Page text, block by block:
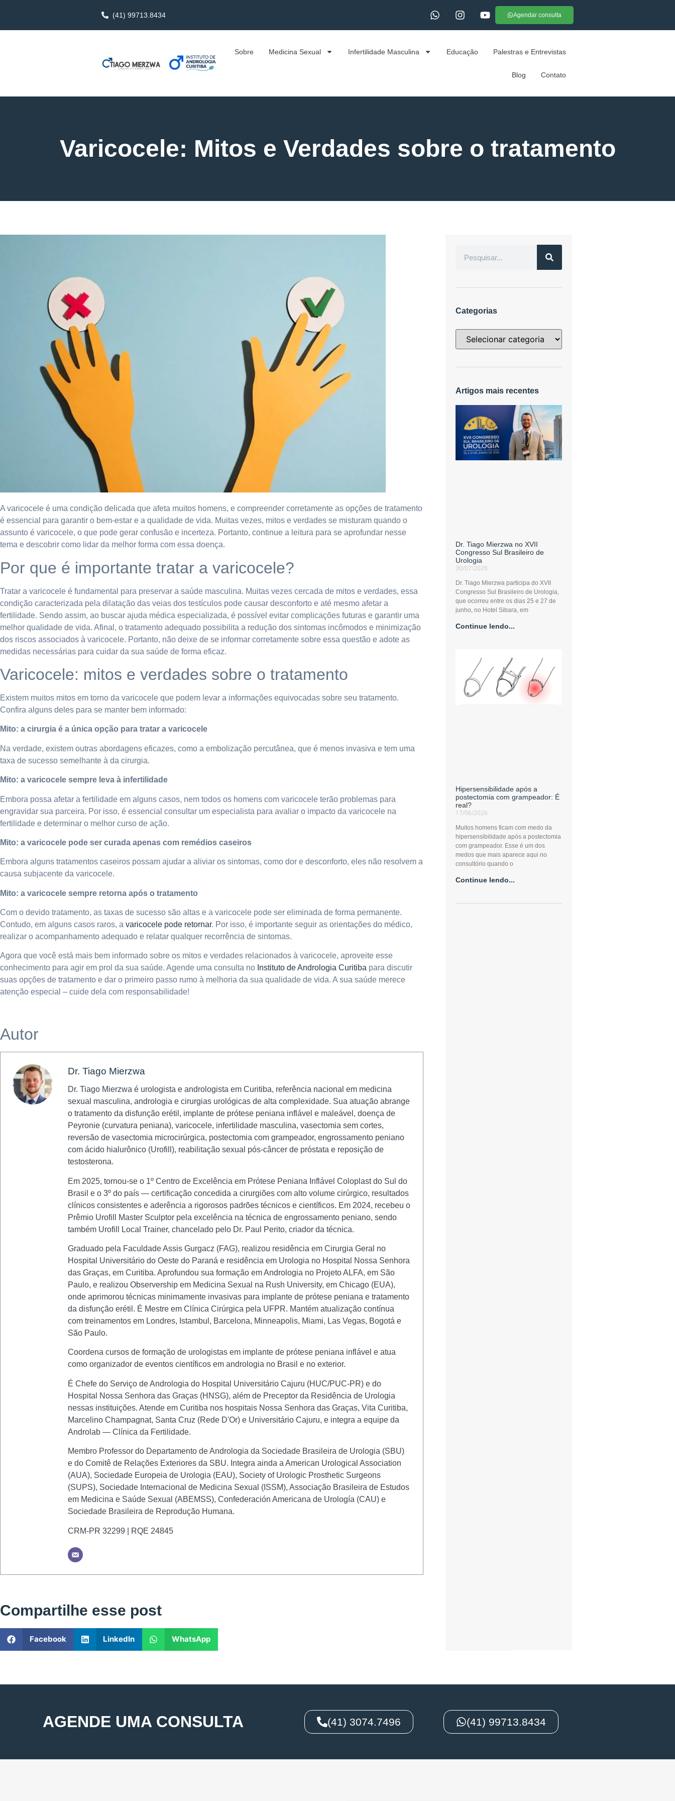
(41) 99713.8434 Agendar consulta
Sobre Medicina Sexual Infertilidade Masculina Educação Palestras e Entrevistas
Blog Contato
Varicocele: Mitos e Verdades sobre o tratamento
A varicocele é uma condição delicada que afeta muitos homens, e compreender corretamente as opções de tratamento
é essencial para garantir o bem-estar e a qualidade de vida. Muitas vezes, mitos e verdades se misturam quando o
assunto é varicocele, o que pode gerar confusão e incerteza. Portanto, continue a leitura para se aprofundar nesse
tema e descobrir como lidar da melhor forma com essa doença.
Por que é importante tratar a varicocele?
Tratar a varicocele é fundamental para preservar a saúde masculina. Muitas vezes cercada de mitos e verdades, essa
condição caracterizada pela dilatação das veias dos testículos pode causar desconforto e até mesmo afetar a
fertilidade. Sendo assim, ao buscar ajuda médica especializada, é possível evitar complicações futuras e garantir uma
melhor qualidade de vida. Afinal, o tratamento adequado possibilita a redução dos sintomas incômodos e minimização
dos riscos associados à varicocele. Portanto, não deixe de se informar corretamente sobre essa questão e adote as
medidas necessárias para cuidar da sua saúde de forma eficaz.
Varicocele: mitos e verdades sobre o tratamento
Existem muitos mitos em torno da varicocele que podem levar a informações equivocadas sobre seu tratamento.
Confira alguns deles para se manter bem informado:
Mito: a cirurgia é a única opção para tratar a varicocele
Na verdade, existem outras abordagens eficazes, como a embolização percutânea, que é menos invasiva e tem uma
taxa de sucesso semelhante à da cirurgia.
Mito: a varicocele sempre leva à infertilidade
Embora possa afetar a fertilidade em alguns casos, nem todos os homens com varicocele terão problemas para
engravidar sua parceira. Por isso, é essencial consultar um especialista para avaliar o impacto da varicocele na
fertilidade e determinar o melhor curso de ação.
Mito: a varicocele pode ser curada apenas com remédios caseiros
Embora alguns tratamentos caseiros possam ajudar a aliviar os sintomas, como dor e desconforto, eles não resolvem a
causa subjacente da varicocele.
Mito: a varicocele sempre retorna após o tratamento
Com o devido tratamento, as taxas de sucesso são altas e a varicocele pode ser eliminada de forma permanente.
Contudo, em alguns casos raros, a varicocele pode retornar. Por isso, é importante seguir as orientações do médico,
realizar o acompanhamento adequado e relatar qualquer recorrência de sintomas.
Agora que você está mais bem informado sobre os mitos e verdades relacionados à varicocele, aproveite esse
conhecimento para agir em prol da sua saúde. Agende uma consulta no Instituto de Andrologia Curitiba para discutir
suas opções de tratamento e dar o primeiro passo rumo à melhoria da sua qualidade de vida. A sua saúde merece
atenção especial – cuide dela com responsabilidade!
Autor
Dr. Tiago Mierzwa
Dr. Tiago Mierzwa é urologista e andrologista em Curitiba, referência nacional em medicina
sexual masculina, andrologia e cirurgias urológicas de alta complexidade. Sua atuação abrange
o tratamento da disfunção erétil, implante de prótese peniana inflável e maleável, doença de
Peyronie (curvatura peniana), varicocele, infertilidade masculina, vasectomia sem cortes,
reversão de vasectomia microcirúrgica, postectomia com grampeador, engrossamento peniano
com ácido hialurônico (Urofill), reabilitação sexual pós-câncer de próstata e reposição de
testosterona.
Em 2025, tornou-se o 1º Centro de Excelência em Prótese Peniana Inflável Coloplast do Sul do
Brasil e o 3º do país — certificação concedida a cirurgiões com alto volume cirúrgico, resultados
clínicos consistentes e aderência a rigorosos padrões técnicos e científicos. Em 2024, recebeu o
Prêmio Urofill Master Sculptor pela excelência na técnica de engrossamento peniano, sendo
também Urofill Local Trainer, chancelado pelo Dr. Paul Perito, criador da técnica.
Graduado pela Faculdade Assis Gurgacz (FAG), realizou residência em Cirurgia Geral no
Hospital Universitário do Oeste do Paraná e residência em Urologia no Hospital Nossa Senhora
das Graças, em Curitiba. Aprofundou sua formação em Andrologia no Projeto ALFA, em São
Paulo, e realizou Observership em Medicina Sexual na Rush University, em Chicago (EUA),
onde aprimorou técnicas minimamente invasivas para implante de prótese peniana e tratamento
da disfunção erétil. É Mestre em Clínica Cirúrgica pela UFPR. Mantém atualização contínua
com treinamentos em Londres, Istambul, Barcelona, Minneapolis, Miami, Las Vegas, Bogotá e
São Paulo.
Coordena cursos de formação de urologistas em implante de prótese peniana inflável e atua
como organizador de eventos científicos em andrologia no Brasil e no exterior.
É Chefe do Serviço de Andrologia do Hospital Universitário Cajuru (HUC/PUC-PR) e do
Hospital Nossa Senhora das Graças (HNSG), além de Preceptor da Residência de Urologia
nessas instituições. Atende em Curitiba nos hospitais Nossa Senhora das Graças, Vita Curitiba,
Marcelino Champagnat, Santa Cruz (Rede D'Or) e Universitário Cajuru, e integra a equipe da
Androlab — Clínica da Fertilidade.
Membro Professor do Departamento de Andrologia da Sociedade Brasileira de Urologia (SBU)
e do Comitê de Relações Exteriores da SBU. Integra ainda a American Urological Association
(AUA), Sociedade Europeia de Urologia (EAU), Society of Urologic Prosthetic Surgeons
(SUPS), Sociedade Internacional de Medicina Sexual (ISSM), Associação Brasileira de Estudos
em Medicina e Saúde Sexual (ABEMSS), Confederación Americana de Urología (CAU) e
Sociedade Brasileira de Reprodução Humana.
CRM-PR 32299 | RQE 24845
Compartilhe esse post
Facebook LinkedIn WhatsApp
Categorias
Artigos mais recentes
Dr. Tiago Mierzwa no XVII
Congresso Sul Brasileiro de
Urologia
30/07/2026
Dr. Tiago Mierzwa participa do XVII
Congresso Sul Brasileiro de Urologia,
que ocorreu entre os dias 25 e 27 de
junho, no Hotel Sibara, em
Continue lendo...
Hipersensibilidade após a
postectomia com grampeador: É
real?
17/06/2026
Muitos homens ficam com medo da
hipersensibilidade após a postectomia
com grampeador. Esse é um dos
medos que mais aparece aqui no
consultório quando o
Continue lendo...
AGENDE UMA CONSULTA (41) 3074.7496 (41) 99713.8434